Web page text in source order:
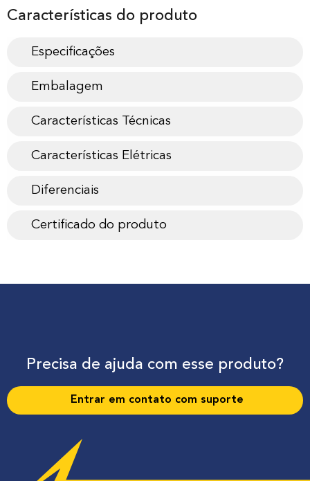
Características do produto
Especificações
Embalagem
Características Técnicas
Características Elétricas
Diferenciais
Certificado do produto
Precisa de ajuda com esse produto?
Entrar em contato com suporte